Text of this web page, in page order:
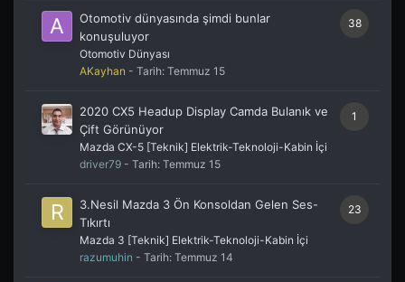
38
Otomotiv dünyasında şimdi bunlar
konuşuluyor
Otomotiv Dünyası
AKayhan - Tarih: Temmuz 15
1
2020 CX5 Headup Display Camda Bulanık ve
Çift Görünüyor
Mazda CX-5 [Teknik] Elektrik-Teknoloji-Kabin İçi
driver79 - Tarih: Temmuz 15
23
3.Nesil Mazda 3 Ön Konsoldan Gelen Ses-
Tıkırtı
Mazda 3 [Teknik] Elektrik-Teknoloji-Kabin İçi
razumuhin - Tarih: Temmuz 14